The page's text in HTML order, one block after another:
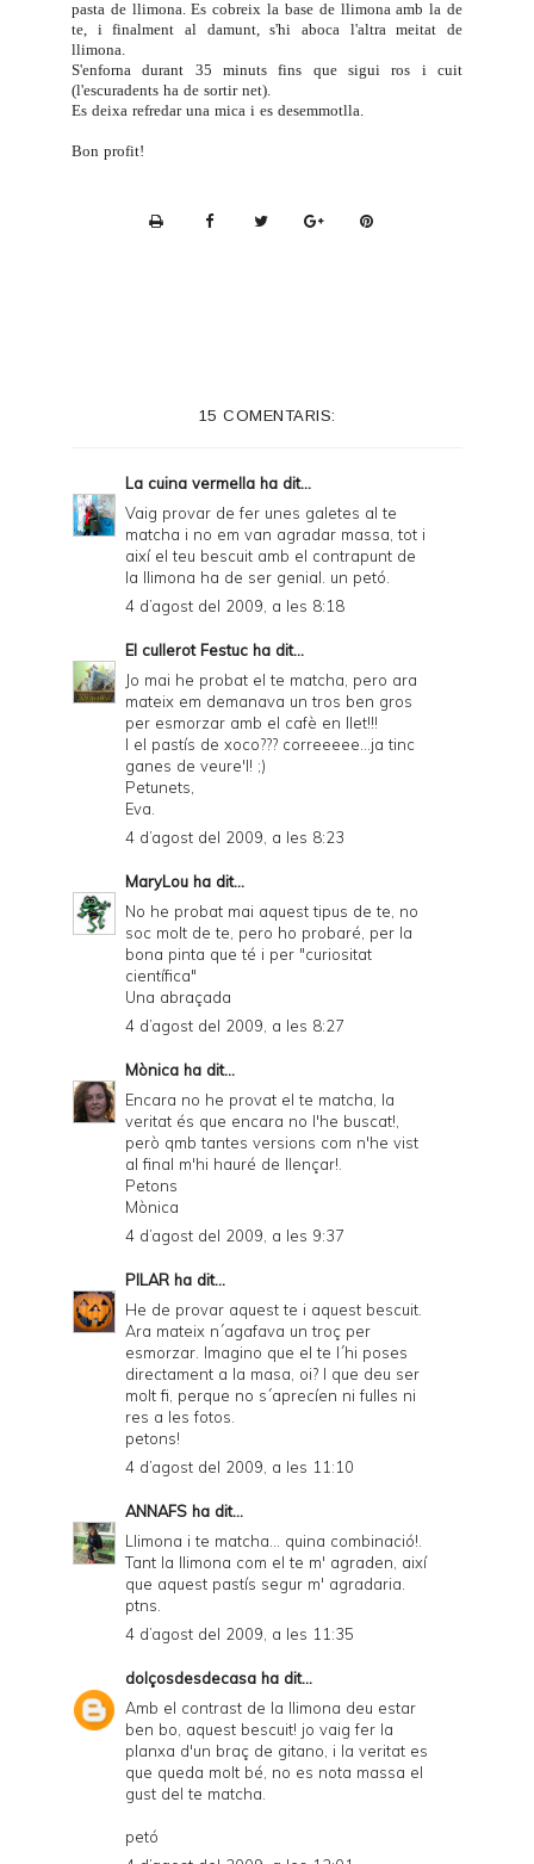
pasta de llimona. Es cobreix la base de llimona amb la de
te, i finalment al damunt, s'hi aboca l'altra meitat de
llimona.
S'enforna durant 35 minuts fins que sigui ros i cuit
(l'escuradents ha de sortir net).
Es deixa refredar una mica i es desemmotlla.
Bon profit!
i
e
n
d
l
y
a
n
F
15 COMENTARIS:
La cuina vermella ha dit...
Vaig provar de fer unes galetes al te
matcha i no em van agradar massa, tot i
així el teu bescuit amb el contrapunt de
la llimona ha de ser genial. un petó.
4 d’agost del 2009, a les 8:18
El cullerot Festuc ha dit...
Jo mai he probat el te matcha, pero ara
mateix em demanava un tros ben gros
per esmorzar amb el cafè en llet!!!
I el pastís de xoco??? correeeee...ja tinc
ganes de veure'l! ;)
Petunets,
Eva.
4 d’agost del 2009, a les 8:23
MaryLou ha dit...
No he probat mai aquest tipus de te, no
soc molt de te, pero ho probaré, per la
bona pinta que té i per "curiositat
científica"
Una abraçada
4 d’agost del 2009, a les 8:27
Mònica ha dit...
Encara no he provat el te matcha, la
veritat és que encara no l'he buscat!,
però qmb tantes versions com n'he vist
al final m'hi hauré de llençar!.
Petons
Mònica
4 d’agost del 2009, a les 9:37
PILAR ha dit...
He de provar aquest te i aquest bescuit.
Ara mateix n´agafava un troç per
esmorzar. Imagino que el te l´hi poses
directament a la masa, oi? I que deu ser
molt fi, perque no s´aprecíen ni fulles ni
res a les fotos.
petons!
4 d’agost del 2009, a les 11:10
ANNAFS ha dit...
Llimona i te matcha... quina combinació!.
Tant la llimona com el te m' agraden, així
que aquest pastís segur m' agradaria.
ptns.
4 d’agost del 2009, a les 11:35
dolçosdesdecasa ha dit...
Amb el contrast de la llimona deu estar
ben bo, aquest bescuit! jo vaig fer la
planxa d'un braç de gitano, i la veritat es
que queda molt bé, no es nota massa el
gust del te matcha.
petó